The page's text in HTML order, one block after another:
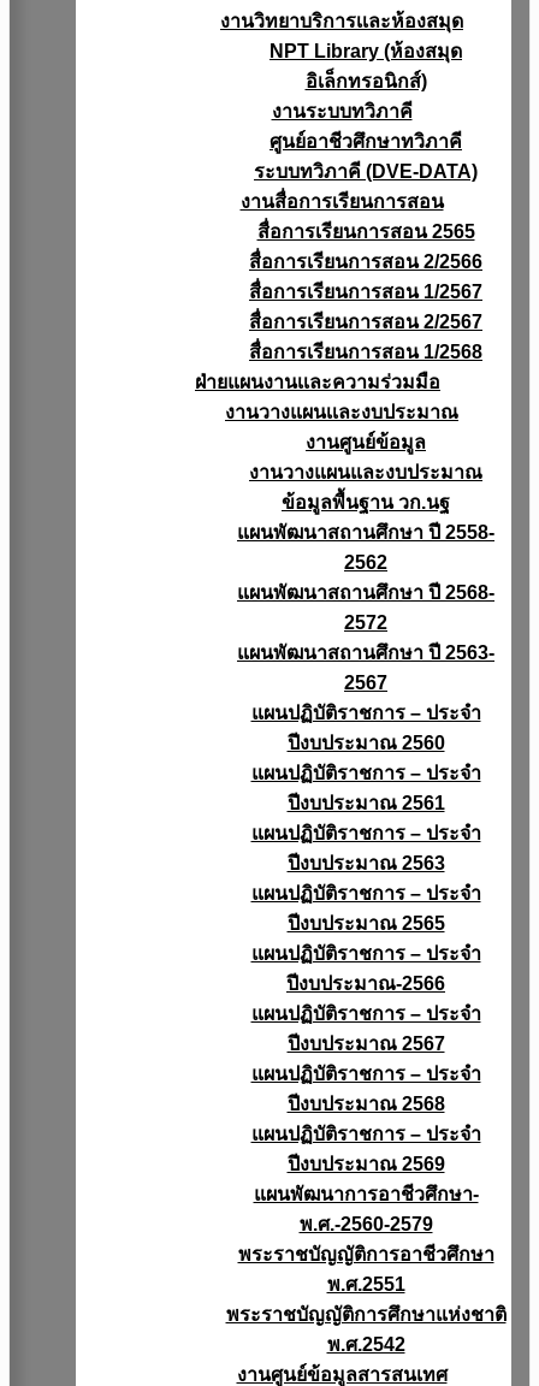
งานวิทยาบริการเเละห้องสมุด
NPT Library (ห้องสมุด
อิเล็กทรอนิกส์)
งานระบบทวิภาคี
ศูนย์อาชีวศึกษาทวิภาคี
ระบบทวิภาคี (DVE-DATA)
งานสื่อการเรียนการสอน
สื่อการเรียนการสอน 2565
สื่อการเรียนการสอน 2/2566
สื่อการเรียนการสอน 1/2567
สื่อการเรียนการสอน 2/2567
สื่อการเรียนการสอน 1/2568
ฝ่ายแผนงานเเละความร่วมมือ
งานวางแผนเเละงบประมาณ
งานศูนย์ข้อมูล
งานวางแผนและงบประมาณ
ข้อมูลพื้นฐาน วก.นฐ
แผนพัฒนาสถานศึกษา ปี 2558-
2562
แผนพัฒนาสถานศึกษา ปี 2568-
2572
แผนพัฒนาสถานศึกษา ปี 2563-
2567
แผนปฏิบัติราชการ – ประจำ
ปีงบประมาณ 2560
แผนปฏิบัติราชการ – ประจำ
ปีงบประมาณ 2561
แผนปฏิบัติราชการ – ประจำ
ปีงบประมาณ 2563
แผนปฏิบัติราชการ – ประจำ
ปีงบประมาณ 2565
แผนปฏิบัติราชการ – ประจำ
ปีงบประมาณ-2566
แผนปฏิบัติราชการ – ประจำ
ปีงบประมาณ 2567
แผนปฏิบัติราชการ – ประจำ
ปีงบประมาณ 2568
แผนปฏิบัติราชการ – ประจำ
ปีงบประมาณ 2569
แผนพัฒนาการอาชีวศึกษา-
พ.ศ.-2560-2579
พระราชบัญญัติการอาชีวศึกษา
พ.ศ.2551
พระราชบัญญัติการศึกษาแห่งชาติ
พ.ศ.2542
งานศูนย์ข้อมูลสารสนเทศ